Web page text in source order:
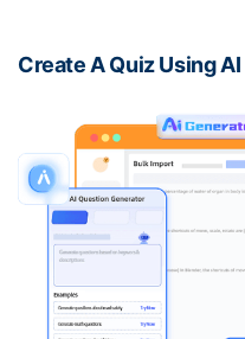
Create A Quiz Using AI